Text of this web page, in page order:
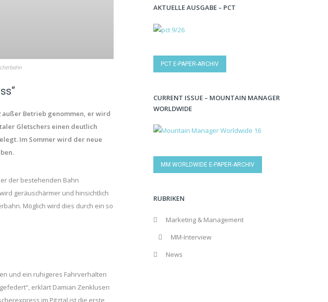
außer Betrieb genommen, er wird
Gletschers einen deutlich
Im Sommer wird der neue
der bestehenden Bahn
geräuschärmer und hinsichtlich
Möglich wird dies durch ein so
und ein ruhigeres Fahrverhalten
erklärt Damian Zenklusen
im Pitztal ist die erste
AKTUELLE AUSGABE – PCT
PCT E-PAPER-ARCHIV
CURRENT ISSUE – MOUNTAIN MANAGER
WORLDWIDE
MM WORLDWIDE E-PAPER-ARCHIV
RUBRIKEN
Marketing & Management
MM-Interview
News